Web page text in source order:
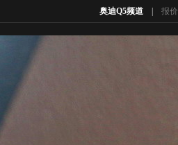
奥迪Q5频道 报价